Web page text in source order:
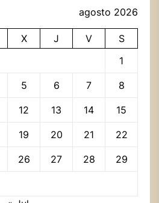
agosto 2026
X J V
S
1
5 6 7 8
12 13 14 15
19 20 21 22
26 27 28 29